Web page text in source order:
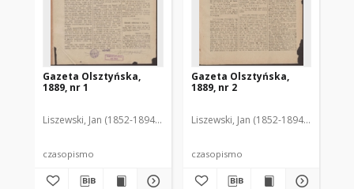
Gazeta Olsztyńska,
1889, nr 1
Liszewski, Jan (1852-1894). Red.
czasopismo
Gazeta Olsztyńska,
1889, nr 2
Liszewski, Jan (1852-1894). Red.
czasopismo